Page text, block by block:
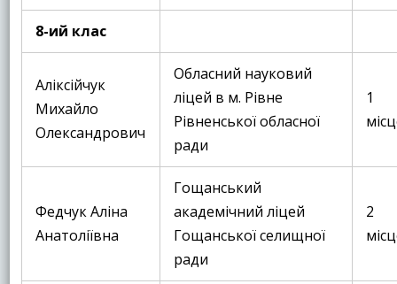
8-ий клас
Аліксійчук
Михайло
Олександрович
Обласний науковий
ліцей в м. Рівне
Рівненської обласної
ради
1
Федчук Аліна
Анатоліївна
Гощанський
академічний ліцей
Гощанської селищної
ради
2